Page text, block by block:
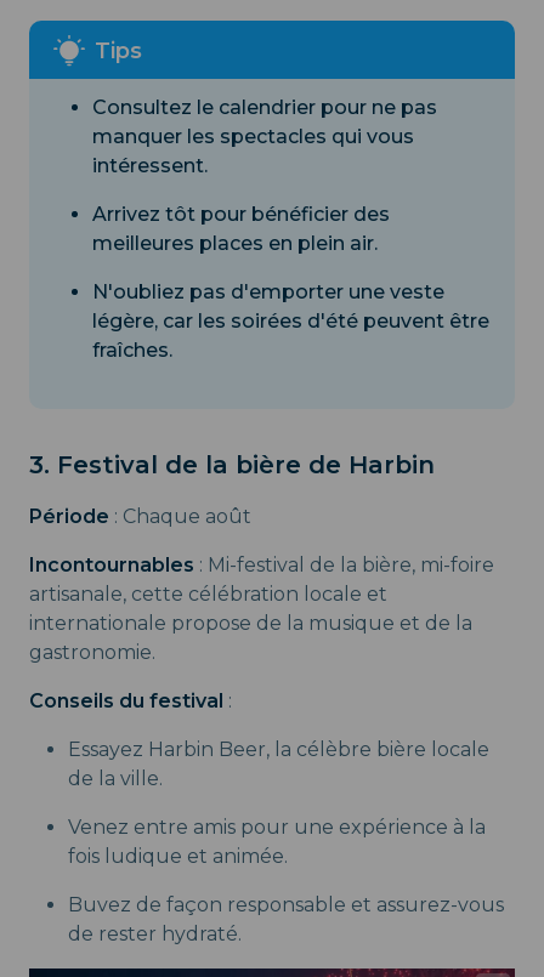
Consultez le calendrier pour ne pas
manquer les spectacles qui vous
intéressent.
Arrivez tôt pour bénéficier des
meilleures places en plein air.
N'oubliez pas d'emporter une veste
légère, car les soirées d'été peuvent être
fraîches.
3. Festival de la bière de Harbin
Période : Chaque août
Incontournables : Mi-festival de la bière, mi-foire
artisanale, cette célébration locale et
internationale propose de la musique et de la
gastronomie.
Conseils du festival :
Essayez Harbin Beer, la célèbre bière locale
de la ville.
Venez entre amis pour une expérience à la
fois ludique et animée.
Buvez de façon responsable et assurez-vous
de rester hydraté.